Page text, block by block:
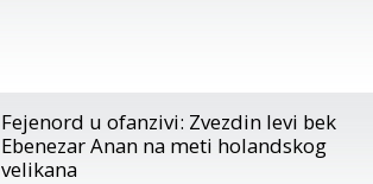
Fejenord u ofanzivi: Zvezdin levi bek
Ebenezar Anan na meti holandskog
velikana